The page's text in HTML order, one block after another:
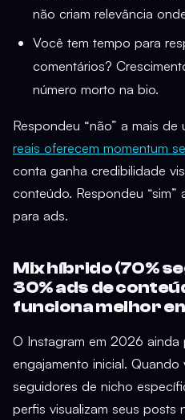
não criam relevância
Você tem tempo para
comentários?
número morto na bio.
Respondeu “não” a mais de
reais oferecem momentum
conta ganha credibilidade
conteúdo. Respondeu
para ads.
Mix híbrido (70%
30% ads de
funciona melhor
O Instagram em 2026
engajamento inicial.
seguidores de nicho
perfis visualizam seus